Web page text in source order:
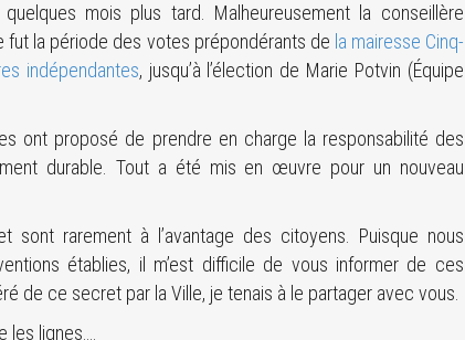
mois plus tard. Malheureusement la conseillère
fut la période des votes prépondérants de la mairesse Cinq-
indépendantes, jusqu’à l’élection de Marie Potvin (Équipe
ont proposé de prendre en charge la responsabilité des
durable. Tout a été mis en œuvre pour un nouveau
rarement à l’avantage des citoyens. Puisque nous
établies, il m’est difficile de vous informer de ces
de ce secret par la Ville, je tenais à le partager avec vous.
lignes….